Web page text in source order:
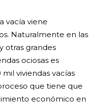
vacía viene
Naturalmente en las
otras grandes
ociosas es
viviendas vacías
que tiene que
económico en